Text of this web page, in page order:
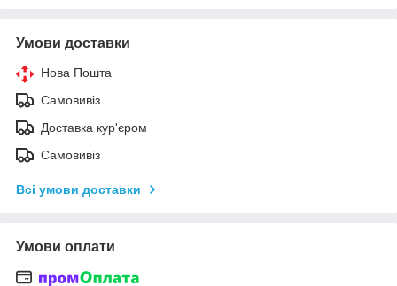
Умови доставки
Нова Пошта
Самовивіз
Доставка кур'єром
Самовивіз
Всі умови доставки
Умови оплати